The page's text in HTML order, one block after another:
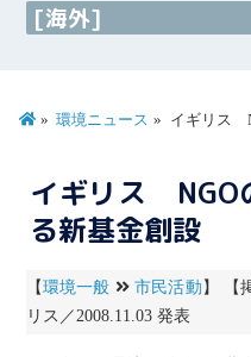
[海外]
環境ニュース イギリス
イギリス NGO
る新基金創設
【環境一般 市民活動 】 【
リス／2008.11.03 発表